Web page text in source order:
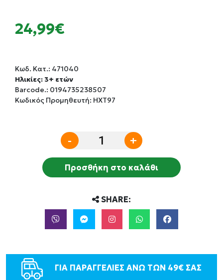
24,99€
Κωδ. Κατ.: 471040
Ηλικίες: 3+ ετών
Barcode.: 0194735238507
Κωδικός Προμηθευτή: HXT97
- +
Προσθήκη στο καλάθι
SHARE:
ΓΙΑ ΠΑΡΑΓΓΕΛΙΕΣ ΑΝΩ ΤΩΝ 49€ ΣΑΣ